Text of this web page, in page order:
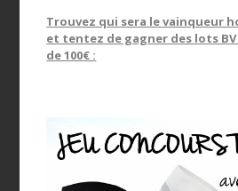
Trouvez qui sera le vainqueur
et tentez de gagner des lots
de 100€ :